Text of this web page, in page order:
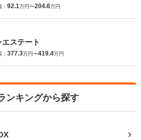
92.1万円〜204.6万円
ステート
377.3万円〜419.4万円
ンキングから探す